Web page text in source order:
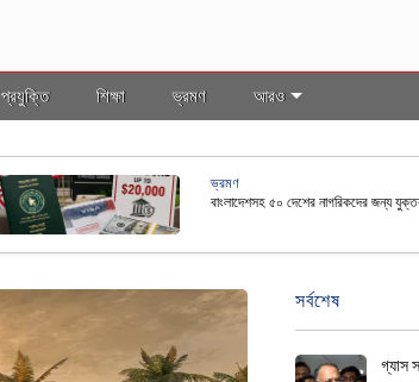
প্রযুক্তি শিক্ষা ভ্রমণ আরও
জাতীয়
ধর্মের ভিত্তিতে বিভাজনের অপচেষ্টার
সর্বশেষ
গ্যাস